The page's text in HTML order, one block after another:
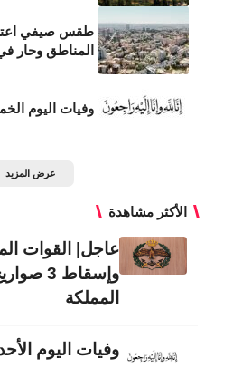
طقس صيفي
المناطق وحار في
وفيات اليوم الخميس
عرض المزيد
الأكثر مشاهدة
عاجل| القوات
وإسقاط
المملكة
وفيات اليوم الأحد 2026/7/